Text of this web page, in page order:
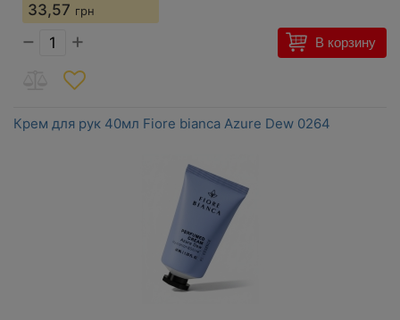
33,57 грн
− + В корзину
Крем для рук 40мл Fiore bianca Azure Dew 0264